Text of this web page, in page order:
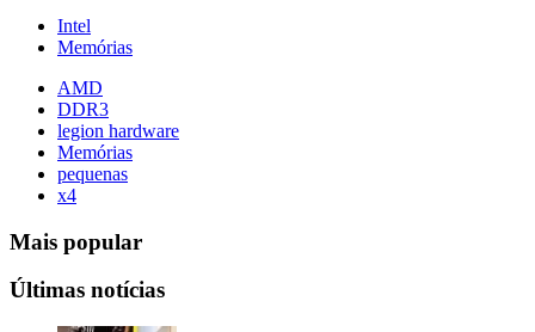
Intel
Memórias
AMD
DDR3
legion hardware
Memórias
pequenas
x4
Mais popular
Últimas notícias